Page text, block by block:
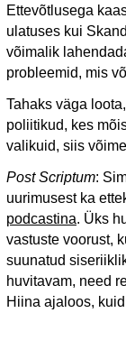
Ettevõtlusega
ulatuses kui
võimalik
probleemid, mis
Tahaks väga
poliitikud, kes
valikuid, siis
Post Scriptum:
uurimusest ka
podcastina. Üks
vastuste voorust,
suunatud
huvitavam, need
Hiina ajaloos,